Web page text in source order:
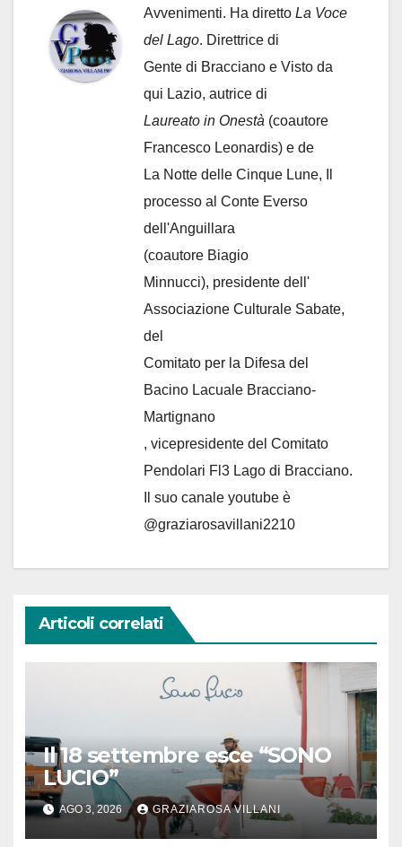
Avvenimenti. Ha diretto La Voce
del Lago. Direttrice di
Gente di Bracciano e Visto da
qui Lazio, autrice di
Laureato in Onestà (coautore
Francesco Leonardis) e de
La Notte delle Cinque Lune, Il
processo al Conte Everso
dell'Anguillara
(coautore Biagio
Minnucci), presidente dell'
Associazione Culturale Sabate,
del
Comitato per la Difesa del
Bacino Lacuale Bracciano-
Martignano
, vicepresidente del Comitato
Pendolari Fl3 Lago di Bracciano.
Il suo canale youtube è
@graziarosavillani2210
Articoli correlati
Il 18 settembre esce “SONO
LUCIO”
AGO 3, 2026 GRAZIAROSA VILLANI